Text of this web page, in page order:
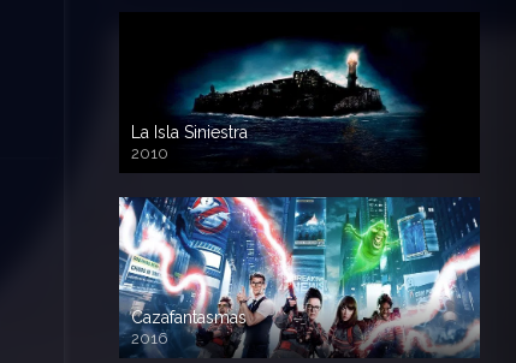
La Isla Siniestra
2010
720p HD
Cazafantasmas
2016
720p HD